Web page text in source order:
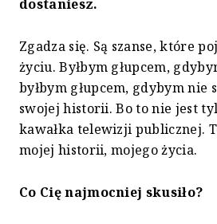
dostaniesz.
Zgadza się. Są szanse, które
życiu. Byłbym głupcem,
byłbym głupcem, gdybym nie
swojej historii. Bo to nie jest
kawałka telewizji publicznej.
mojej historii, mojego życia.
Co Cię najmocniej skusiło?